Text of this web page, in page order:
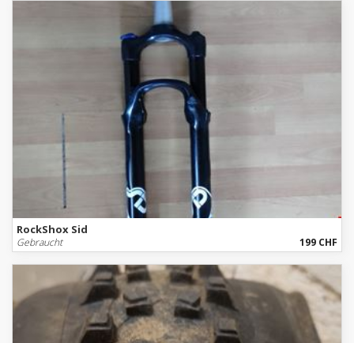
RockShox Sid
Gebraucht 199 CHF